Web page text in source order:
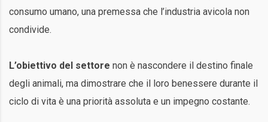
consumo umano, una premessa che l’industria avicola non
condivide.
L’obiettivo del settore non è nascondere il destino finale
degli animali, ma dimostrare che il loro benessere durante il
ciclo di vita è una priorità assoluta e un impegno costante.